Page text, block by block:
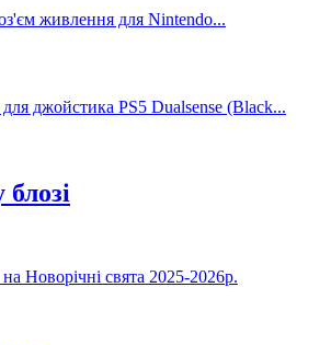
живлення для Nintendo...
джойстика PS5 Dualsense (Black...
блозі
Новорічні свята 2025-2026р.